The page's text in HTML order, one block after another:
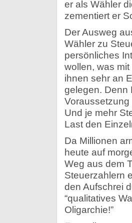
er als Wähler
zementiert er
Der Ausweg
Wähler zu
persönliches
wollen, was
ihnen sehr an
gelegen. Denn
Und je mehr
Last den
Da Millionen
heute auf
Weg aus dem
Steuerzahlern
den Aufschrei
“qualitatives
Oligarchie!”